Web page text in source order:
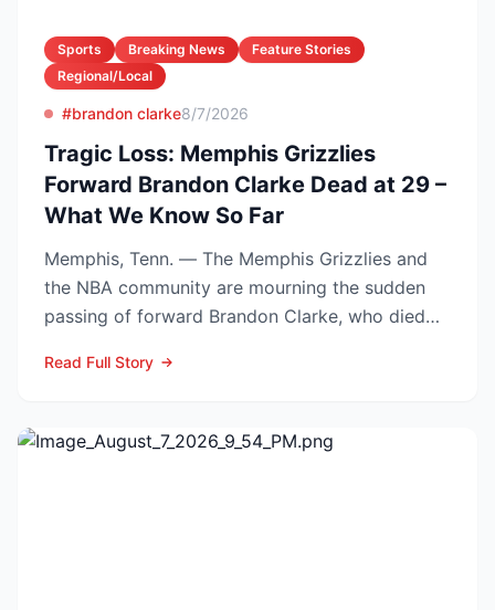
Sports Breaking News
Feature Stories
Regional/Local
#brandon clarke8/7/2026
Tragic Loss: Memphis Grizzlies
Forward Brandon Clarke Dead at 29 –
What We Know So Far
Memphis, Tenn. — The Memphis Grizzlies and
the NBA community are mourning the sudden
passing of forward Brandon Clarke, who died
Read Full Story